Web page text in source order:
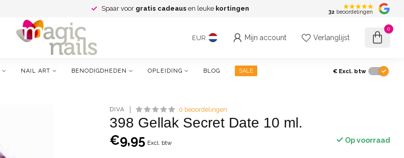
Spaar voor gratis cadeaus en leuke kortingen 32 beoordelingen
EUR Mijn account Verlanglijst
0
NAIL ART BENODIGDHEDEN OPLEIDING BLOG SALE € Excl. btw
DIVA 0 beoordelingen
398 Gellak Secret Date 10 ml.
€9,95 Excl. btw Op voorraad